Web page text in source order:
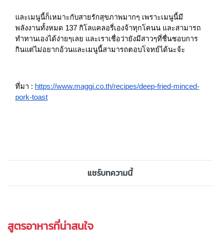
และเมนูนี้ก็เหมาะกับสายรักสุขภาพมากๆ เพราะเมนูนี้มี
พลังงานทั้งหมด 137 กิโลแคลอรี่เองจ้าทุกโคนน และสามารถ
ทำทานเองได้ง่ายๆเลย และเราเชื่อว่ายังมีสาวๆที่ชื่นชอบการ
กินแต่ไม่อยากอ้วนและเมนูนี้สามารถตอบโจทย์ได้นะจ้ะ
ที่มา : https://www.maggi.co.th/recipes/deep-fried-minced-
pork-toast
แชร์บทความนี้
สูตรอาหารที่น่าสนใจ